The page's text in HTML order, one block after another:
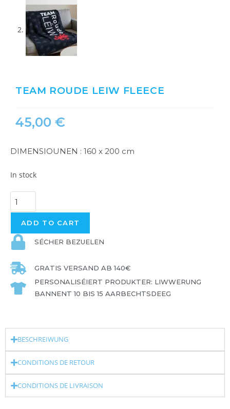
TEAM ROUDE LEIW FLEECE
45,00 €
DIMENSIOUNEN : 160 x 200 cm
In stock
ADD TO CART
SÉCHER BEZUELEN
GRATIS VERSAND AB 140€
PERSONALISÉIERT PRODUKTER: LIWWERUNG
BANNENT 10 BIS 15 AARBECHTSDEEG
BESCHREIWUNG
CONDITIONS DE RETOUR
CONDITIONS DE LIVRAISON